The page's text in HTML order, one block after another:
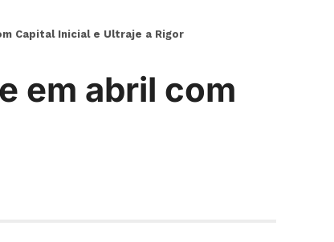
Capital Inicial e Ultraje a Rigor
em abril com